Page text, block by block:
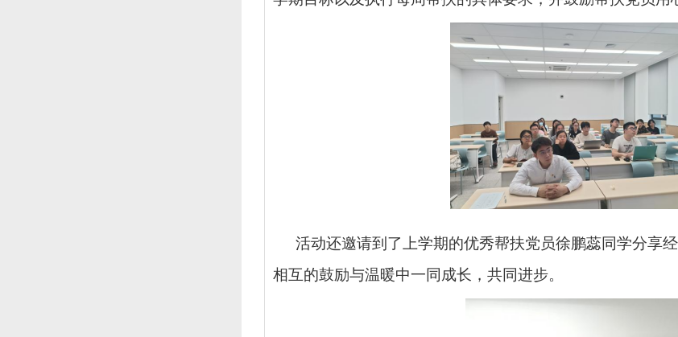
活动还邀请到了上学期的优秀帮扶党员徐鹏蕊同学分享
相互的鼓励与温暖中一同成长，共同进步。